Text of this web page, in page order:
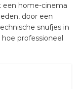
een home-cinema
door een
snufjes in
professioneel